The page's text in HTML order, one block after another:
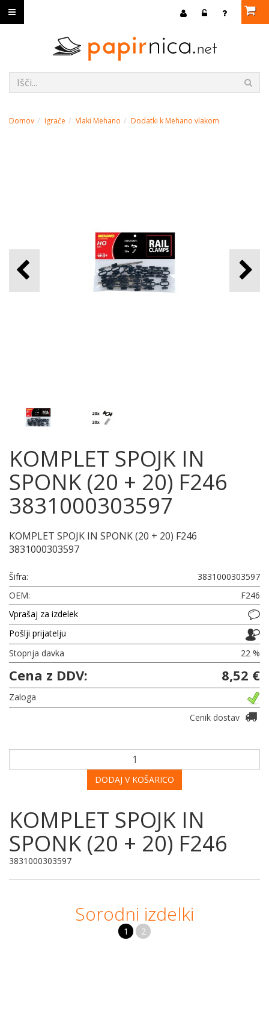
Domov Igrače Vlaki Mehano Dodatki k Mehano vlakom
KOMPLET SPOJK IN
SPONK (20 + 20) F246
3831000303597
KOMPLET SPOJK IN SPONK (20 + 20) F246
3831000303597
Šifra:
3831000303597
OEM:
F246
Vprašaj za izdelek
Pošlji prijatelju
Stopnja davka
22 %
Cena z DDV: 8,52 €
Zaloga
Cenik dostav
DODAJ V KOŠARICO
KOMPLET SPOJK IN
SPONK (20 + 20) F246
3831000303597
Sorodni izdelki
1 2